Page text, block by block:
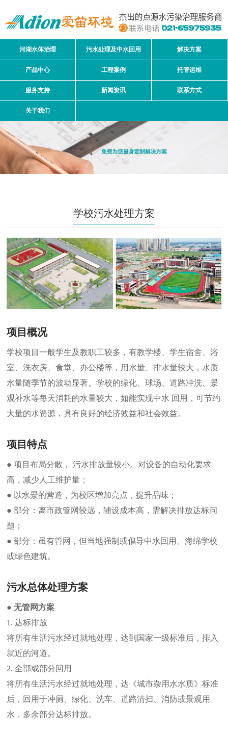
河湖水体治理 污水处理及中水回用 解决方案
产品中心 工程案例 托管运维
服务支持 新闻资讯 联系方式
关于我们
学校污水处理方案
项目概况
学校项目一般学生及教职工较多，有教学楼、学生宿舍、浴
室、洗衣房、食堂、办公楼等，用水量、排水量较大，水质
水量随季节的波动显著。学校的绿化、球场、道路冲洗、景
观补水等每天消耗的水量较大，如能实现中水 回用，可节约
大量的水资源，具有良好的经济效益和社会效益。
项目特点
● 项目布局分散， 污水排放量较小。对设备的自动化要求
高，减少人工维护量；
● 以水景的营造，为校区增加亮点，提升品味；
● 部分：离市政管网较远，辅设成本高，需解决排放达标问
题；
● 部分：虽有管网，但当地强制或倡导中水回用、海绵学校
或绿色建筑。
污水总体处理方案
● 无管网方案
1. 达标排放
将所有生活污水经过就地处理，达到国家一级标准后，排入
就近的河道。
2. 全部或部分回用
将所有生活污水经过就地处理，达《城市杂用水水质》标准
后，回用于冲厕、绿化、洗车、道路清扫、消防或景观用
水，多余部分达标排放。